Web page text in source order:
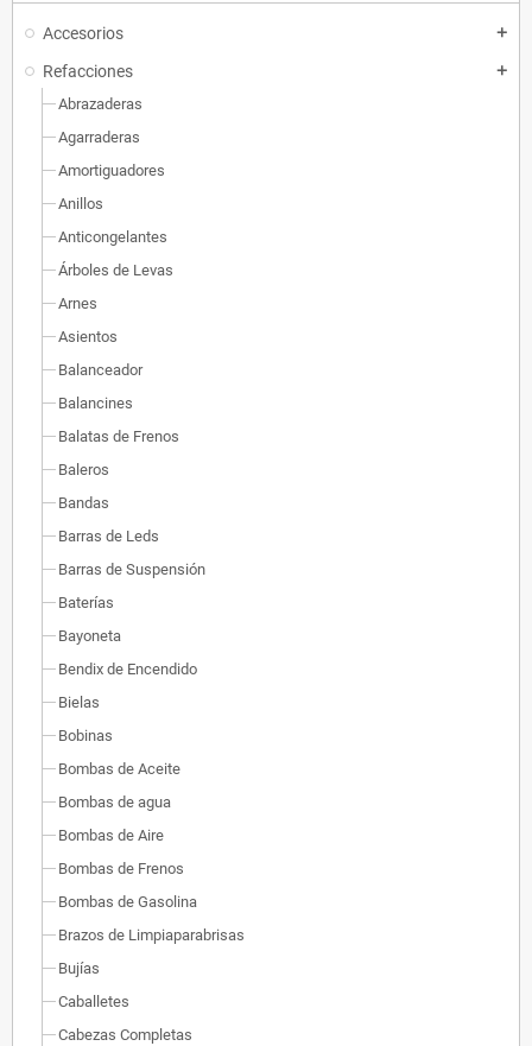
Accesorios add
Refacciones add
Abrazaderas
Agarraderas
Amortiguadores
Anillos
Anticongelantes
Árboles de Levas
Arnes
Asientos
Balanceador
Balancines
Balatas de Frenos
Baleros
Bandas
Barras de Leds
Barras de Suspensión
Baterías
Bayoneta
Bendix de Encendido
Bielas
Bobinas
Bombas de Aceite
Bombas de agua
Bombas de Aire
Bombas de Frenos
Bombas de Gasolina
Brazos de Limpiaparabrisas
Bujías
Caballetes
Cabezas Completas